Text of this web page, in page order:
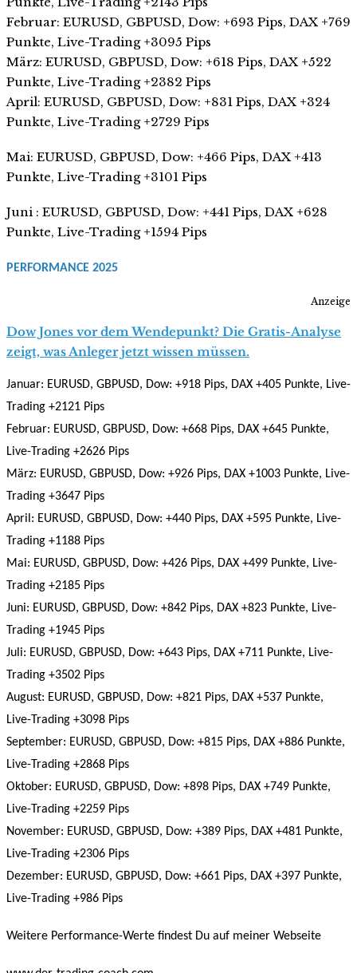
Februar: EURUSD, GBPUSD, Dow: +693 Pips, DAX +769
Punkte, Live-Trading +3095 Pips
März: EURUSD, GBPUSD, Dow: +618 Pips, DAX +522
Punkte, Live-Trading +2382 Pips
April: EURUSD, GBPUSD, Dow: +831 Pips, DAX +324
Punkte, Live-Trading +2729 Pips
Mai: EURUSD, GBPUSD, Dow: +466 Pips, DAX +413
Punkte, Live-Trading +3101 Pips
Juni : EURUSD, GBPUSD, Dow: +441 Pips, DAX +628
Punkte, Live-Trading +1594 Pips
PERFORMANCE 2025
Anzeige
Dow Jones vor dem Wendepunkt? Die Gratis-Analyse
zeigt, was Anleger jetzt wissen müssen.
Januar: EURUSD, GBPUSD, Dow: +918 Pips, DAX +405 Punkte, Live-
Trading +2121 Pips
Februar: EURUSD, GBPUSD, Dow: +668 Pips, DAX +645 Punkte,
Live-Trading +2626 Pips
März: EURUSD, GBPUSD, Dow: +926 Pips, DAX +1003 Punkte, Live-
Trading +3647 Pips
April: EURUSD, GBPUSD, Dow: +440 Pips, DAX +595 Punkte, Live-
Trading +1188 Pips
Mai: EURUSD, GBPUSD, Dow: +426 Pips, DAX +499 Punkte, Live-
Trading +2185 Pips
Juni: EURUSD, GBPUSD, Dow: +842 Pips, DAX +823 Punkte, Live-
Trading +1945 Pips
Juli: EURUSD, GBPUSD, Dow: +643 Pips, DAX +711 Punkte, Live-
Trading +3502 Pips
August: EURUSD, GBPUSD, Dow: +821 Pips, DAX +537 Punkte,
Live-Trading +3098 Pips
September: EURUSD, GBPUSD, Dow: +815 Pips, DAX +886 Punkte,
Live-Trading +2868 Pips
Oktober: EURUSD, GBPUSD, Dow: +898 Pips, DAX +749 Punkte,
Live-Trading +2259 Pips
November: EURUSD, GBPUSD, Dow: +389 Pips, DAX +481 Punkte,
Live-Trading +2306 Pips
Dezember: EURUSD, GBPUSD, Dow: +661 Pips, DAX +397 Punkte,
Live-Trading +986 Pips
Weitere Performance-Werte findest Du auf meiner Webseite